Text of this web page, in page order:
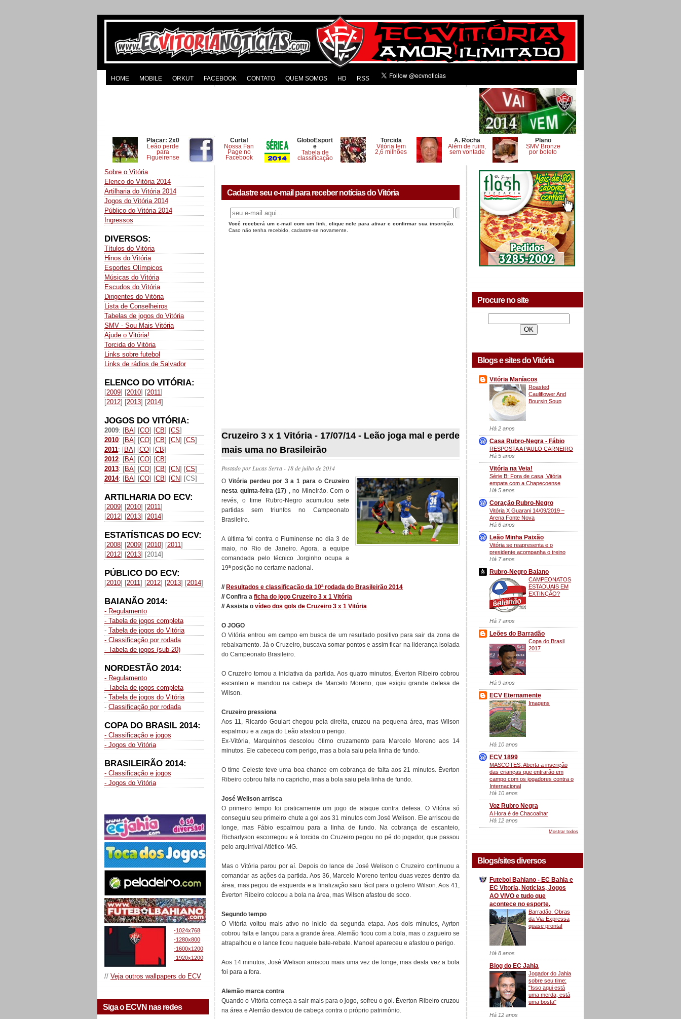
HOME MOBILE ORKUT FACEBOOK CONTATO QUEM SOMOS HD RSS
Placar: 2x0
Leão perde
para
Figueirense
Curta!
Nossa Fan
Page no
Facebook
GloboEsport
e
Tabela de
classificação
Torcida
Vitória tem
2,6 milhões
A. Rocha
Além de ruim,
sem vontade
Plano
SMV Bronze
por boleto
Sobre o Vitória
Elenco do Vitória 2014
Artilharia do Vitória 2014
Jogos do Vitória 2014
Público do Vitória 2014
Ingressos
DIVERSOS:
Títulos do Vitória
Hinos do Vitória
Esportes Olímpicos
Músicas do Vitória
Escudos do Vitória
Dirigentes do Vitória
Lista de Conselheiros
Tabelas de jogos do Vitória
SMV - Sou Mais Vitória
Ajude o Vitória!
Torcida do Vitória
Links sobre futebol
Links de rádios de Salvador
ELENCO DO VITÓRIA:
[2009] [2010] [2011]
[2012] [2013] [2014]
JOGOS DO VITÓRIA:
2009: [BA] [CO] [CB] [CS]
2010: [BA] [CO] [CB] [CN] [CS]
2011: [BA] [CO] [CB]
2012: [BA] [CO] [CB]
2013: [BA] [CO] [CB] [CN] [CS]
2014: [BA] [CO] [CB] [CN] [CS]
ARTILHARIA DO ECV:
[2009] [2010] [2011]
[2012] [2013] [2014]
ESTATÍSTICAS DO ECV:
[2008] [2009] [2010] [2011]
[2012] [2013] [2014]
PÚBLICO DO ECV:
[2010] [2011] [2012] [2013] [2014]
BAIANÃO 2014:
- Regulamento
- Tabela de jogos completa
- Tabela de jogos do Vitória
- Classificação por rodada
- Tabela de jogos (sub-20)
NORDESTÃO 2014:
- Regulamento
- Tabela de jogos completa
- Tabela de jogos do Vitória
- Classificação por rodada
COPA DO BRASIL 2014:
- Classificação e jogos
- Jogos do Vitória
BRASILEIRÃO 2014:
- Classificação e jogos
- Jogos do Vitória
-1024x768
-1280x800
-1600x1200
-1920x1200
// Veja outros wallpapers do ECV
Siga o ECVN nas redes
Cadastre seu e-mail para receber notícias do Vitória
Você receberá um e-mail com um link, clique nele para ativar e confirmar sua inscrição
Caso não tenha recebido, cadastre-se novamente.
Cruzeiro 3 x 1 Vitória - 17/07/14 - Leão joga mal e perde
mais uma no Brasileirão
Postado porLucas Serra- 18 de julho de 2014
O Vitória perdeu por 3 a 1 para o Cruzeiro
nesta quinta-feira (17) , no Mineirão. Com o
revés, o time Rubro-Negro acumulou sete
partidas sem triunfos no Campeonato
Brasileiro.
A última foi contra o Fluminense no dia 3 de
maio, no Rio de Janeiro. Agora, a equipe
comandada pelo técnico Jorginho ocupa a
19ª posição no certame nacional.
// Resultados e classificação da 10ª rodada do Brasileirão 2014
// Confira a ficha do jogo Cruzeiro 3 x 1 Vitória
// Assista o vídeo dos gols de Cruzeiro 3 x 1 Vitória
O JOGO
O Vitória entrou em campo em busca de um resultado positivo para sair da zona de
rebaixamento. Já o Cruzeiro, buscava somar pontos e assim ficar na liderança isolada
do Campeonato Brasileiro.
O Cruzeiro tomou a iniciativa da partida. Aos quatro minutos, Éverton Ribeiro cobrou
escanteio e mandou na cabeça de Marcelo Moreno, que exigiu grande defesa de
Wilson.
Cruzeiro pressiona
Aos 11, Ricardo Goulart chegou pela direita, cruzou na pequena área, mas Wilson
espalmou e a zaga do Leão afastou o perigo.
Ex-Vitória, Marquinhos descolou ótimo cruzamento para Marcelo Moreno aos 14
minutos. Ele cabeceou com perigo, mas a bola saiu pela linha de fundo.
O time Celeste teve uma boa chance em cobrança de falta aos 21 minutos. Éverton
Ribeiro cobrou falta no capricho, mas a bola saiu pela linha de fundo.
José Welison arrisca
O primeiro tempo foi praticamente um jogo de ataque contra defesa. O Vitória só
conseguiu seu primeiro chute a gol aos 31 minutos com José Welison. Ele arriscou de
longe, mas Fábio espalmou para a linha de fundo. Na cobrança de escanteio,
Richarlyson escorregou e à torcida do Cruzeiro pegou no pé do jogador, que passou
pelo arquirrival Atlético-MG.
Mas o Vitória parou por aí. Depois do lance de José Welison o Cruzeiro continuou a
comandar as ações da partida. Aos 36, Marcelo Moreno tentou duas vezes dentro da
área, mas pegou de esquerda e a finalização saiu fácil para o goleiro Wilson. Aos 41,
Éverton Ribeiro colocou a bola na área, mas Wilson afastou de soco.
Segundo tempo
O Vitória voltou mais ativo no início da segunda etapa. Aos dois minutos, Ayrton
cobrou falta e lançou para a grande área. Alemão ficou com a bola, mas o zagueiro se
atrapalhou e o lance ficou naquele bate-rebate. Manoel apareceu e afastou o perigo.
Aos 14 minutos, José Welison arriscou mais uma vez de longe, mas desta vez a bola
foi para a fora.
Alemão marca contra
Quando o Vitória começa a sair mais para o jogo, sofreu o gol. Éverton Ribeiro cruzou
na área e Alemão desviou de cabeça contra o próprio patrimônio.
Procure no site
Blogs e sites do Vitória
Vitória Maníacos
Roasted
Cauliflower And
Boursin Soup
Há 2 anos
Casa Rubro-Negra - Fábio
RESPOSTA A PAULO CARNEIRO
Há 5 anos
Vitória na Veia!
Série B: Fora de casa, Vitória
empata com a Chapecoense
Há 5 anos
Coração Rubro-Negro
Vitória X Guarani 14/09/2019 –
Arena Fonte Nova
Há 6 anos
Leão Minha Paixão
Vitória se reapresenta e o
presidente acompanha o treino
Há 7 anos
Rubro-Negro Baiano
CAMPEONATOS
ESTADUAIS EM
EXTINÇÃO?
Há 7 anos
Leões do Barradão
Copa do Brasil
2017
Há 9 anos
ECV Eternamente
Imagens
Há 10 anos
ECV 1899
MASCOTES: Aberta a inscrição
das crianças que entrarão em
campo com os jogadores contra o
Internacional
Há 10 anos
Voz Rubro Negra
A Hora é de Chacoalhar
Há 12 anos
Mostrar todos
Blogs/sites diversos
Futebol Bahiano - EC Bahia e
EC Vitoria, Noticias, Jogos
AO VIVO e tudo que
acontece no esporte.
Barradão: Obras
da Via-Expressa
quase pronta!
Há 8 anos
Blog do EC Jahia
Jogador do Jahia
sobre seu time:
"Isso aqui está
uma merda, está
uma bosta"
Há 12 anos